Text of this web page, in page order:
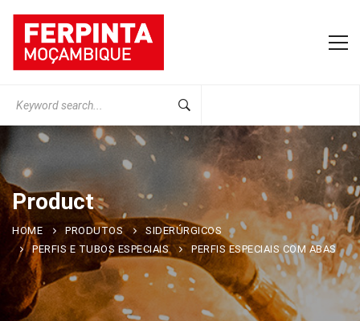
for:
Product
HOME PRODUTOS
SIDERÚRGICOS
PERFIS E TUBOS ESPECIAIS
PERFIS ESPECIAIS COM ABAS